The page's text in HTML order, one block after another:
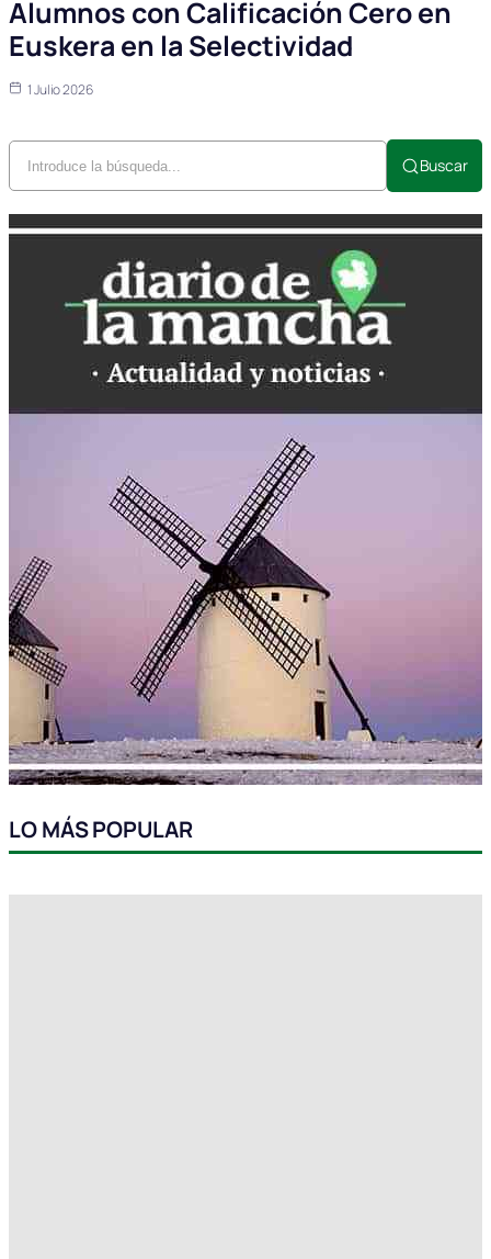
Alumnos con Calificación Cero en
Euskera en la Selectividad
1 Julio 2026
Buscar
LO MÁS POPULAR